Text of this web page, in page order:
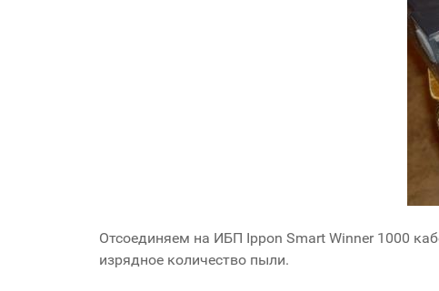
Отсоединяем на ИБП Ippon Smart Winner 1000
изрядное количество пыли.